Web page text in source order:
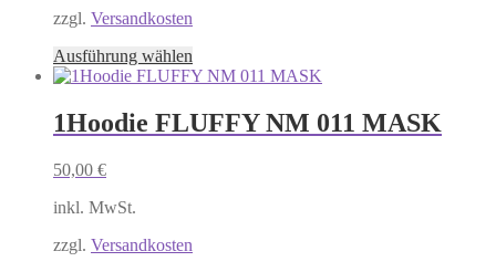
der
gewählt
werden
zzgl. Versandkosten
Ausführung wählen
Produkt
mehrere
Varianten
der
1Hoodie FLUFFY NM 011 MASK
50,00 €
inkl. MwSt.
zzgl. Versandkosten